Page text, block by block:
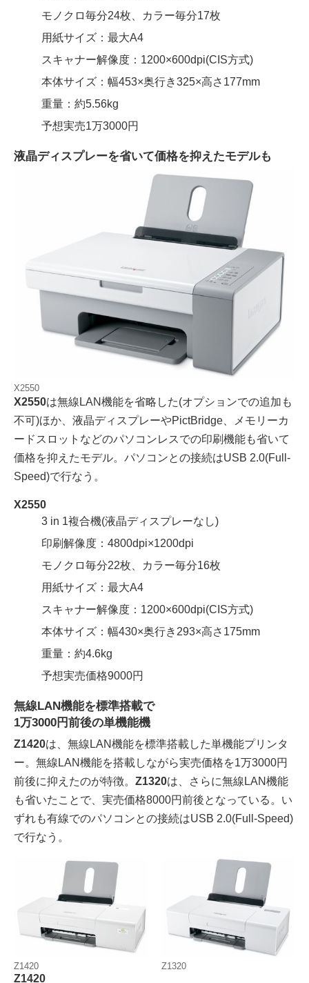
モノクロ毎分24枚、カラー毎分17枚
用紙サイズ：最大A4
スキャナー解像度：1200×600dpi(CIS方式)
本体サイズ：幅453×奥行き325×高さ177mm
重量：約5.56kg
予想実売1万3000円
液晶ディスプレーを省いて価格を抑えたモデルも
X2550
X2550は無線LAN機能を省略した(オプションでの追加も
不可)ほか、液晶ディスプレーやPictBridge、メモリーカ
ードスロットなどのパソコンレスでの印刷機能も省いて
価格を抑えたモデル。パソコンとの接続はUSB 2.0(Full-
Speed)で行なう。
X2550
3 in 1複合機(液晶ディスプレーなし)
印刷解像度：4800dpi×1200dpi
モノクロ毎分22枚、カラー毎分16枚
用紙サイズ：最大A4
スキャナー解像度：1200×600dpi(CIS方式)
本体サイズ：幅430×奥行き293×高さ175mm
重量：約4.6kg
予想実売価格9000円
無線LAN機能を標準搭載で
1万3000円前後の単機能機
Z1420は、無線LAN機能を標準搭載した単機能プリンタ
ー。無線LAN機能を搭載しながら実売価格を1万3000円
前後に抑えたのが特徴。 Z1320は、さらに無線LAN機能
も省いたことで、実売価格8000円前後となっている。い
ずれも有線でのパソコンとの接続はUSB 2.0(Full-Speed)
で行なう。
Z1420 Z1320
Z1420